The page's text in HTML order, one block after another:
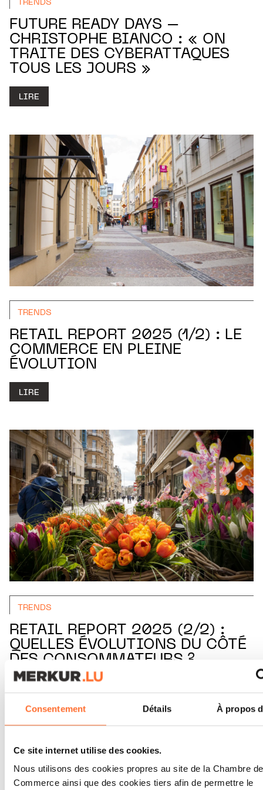
Consentement Détails À propos
Ce site internet utilise des cookies.
Nous utilisons des cookies propres au site de la Chambre de
Commerce ainsi que des cookies tiers afin de permettre le
TRENDS
FUTURE READY DAYS –
CHRISTOPHE BIANCO : « ON
TRAITE DES CYBERATTAQUES
TOUS LES JOURS »
LIRE
TRENDS
RETAIL REPORT 2025 (1/2) : LE
COMMERCE EN PLEINE
ÉVOLUTION
LIRE
TRENDS
RETAIL REPORT 2025 (2/2) :
QUELLES ÉVOLUTIONS DU CÔTÉ
DES CONSOMMATEURS ?